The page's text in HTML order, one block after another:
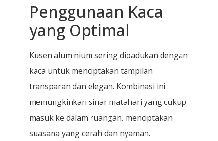
Penggunaan Kaca
yang Optimal
Kusen aluminium sering dipadukan dengan
kaca untuk menciptakan tampilan
transparan dan elegan. Kombinasi ini
memungkinkan sinar matahari yang cukup
masuk ke dalam ruangan, menciptakan
suasana yang cerah dan nyaman.